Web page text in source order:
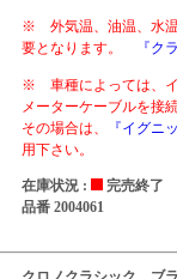
※ 外気温、油温、水温
要となります。
『ク
※ 車種によっては、イ
メーターケーブルを接
その場合は、
『イグニ
用下さい。
在庫状況 :
完売終了
品番 2004061